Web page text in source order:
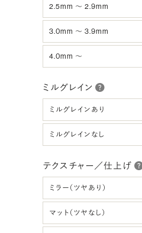
2.5mm 〜 2.9mm
3.0mm 〜 3.9mm
4.0mm 〜
ミルグレイン
ミルグレインあり
ミルグレインなし
テクスチャー／仕上げ
ミラー（ツヤあり）
マット（ツヤなし）